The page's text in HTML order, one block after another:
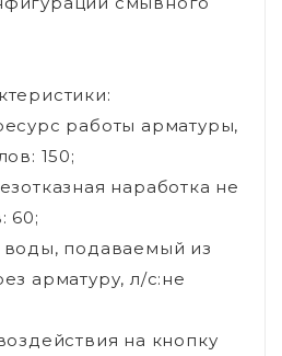
работы арматуры,
150;
наработка не
60;
подаваемый из
арматуру, л/с:не
на кнопку